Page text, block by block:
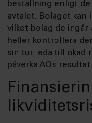
beställning enligt
avtalet. Bolaget kan
vilket bolag de ingår
heller kontrollera
sin tur leda till ökad
påverka AQs